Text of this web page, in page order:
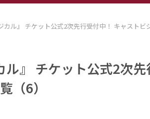
経済 / ビジネス
エンタメ
スポーツ
ル』 チケット公式2次先行受付中！ キャストビ
』 チケット公式2次
（6）